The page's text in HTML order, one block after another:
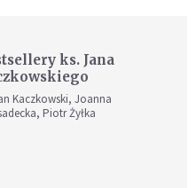
ks. Jana
Kaczkowski, Joanna
Piotr Żyłka